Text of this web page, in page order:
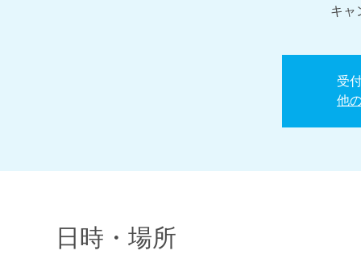
キャ
受
他
日時・場所